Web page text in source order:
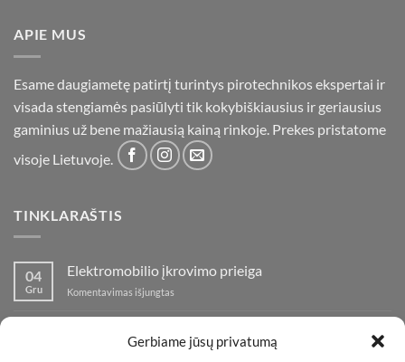
Gerbiame jūsų privatumą
APIE MUS
Esame daugiametę patirtį turintys pirotechnikos ekspertai ir
visada stengiamės pasiūlyti tik kokybiškiausius ir geriausius
gaminius už bene mažiausią kainą rinkoje. Prekes pristatome
visoje Lietuvoje.
TINKLARAŠTIS
04
Gru
Elektromobilio įkrovimo prieiga
Komentavimas išjungtas
prieiga
įraše